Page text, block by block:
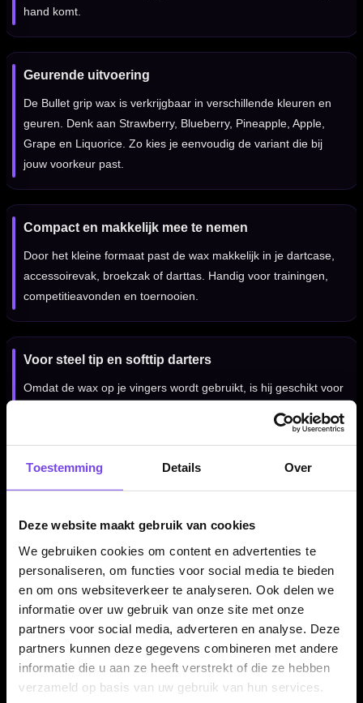
Toestemming Details Over
Deze website maakt gebruik van cookies
We gebruiken cookies om content en advertenties te
personaliseren, om functies voor social media te bieden
en om ons websiteverkeer te analyseren. Ook delen we
informatie over uw gebruik van onze site met onze
partners voor social media, adverteren en analyse. Deze
partners kunnen deze gegevens combineren met andere
informatie die u aan ze heeft verstrekt of die ze hebben
verzameld op basis van uw gebruik van hun services.
hand komt.
Geurende uitvoering
De Bullet grip wax is verkrijgbaar in verschillende kleuren en
geuren. Denk aan Strawberry, Blueberry, Pineapple, Apple,
Grape en Liquorice. Zo kies je eenvoudig de variant die bij
jouw voorkeur past.
Compact en makkelijk mee te nemen
Door het kleine formaat past de wax makkelijk in je dartcase,
accessoirevak, broekzak of darttas. Handig voor trainingen,
competitieavonden en toernooien.
Voor steel tip en softtip darters
Omdat de wax op je vingers wordt gebruikt, is hij geschikt voor
type punt je speelt; de gripverbetering zit in het contact tussen
je vingers en de dart.
komt door wisselende grip? Dan kan een klein beetje grip wax
helpen om meer controle en vertrouwen te krijgen tijdens het
Kenmerken van de Bullet Scented Grip Wax
✓ Geurende grip wax voor darters